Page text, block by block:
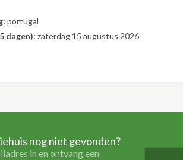
portugal
dagen): zaterdag 15 augustus 2026
nog niet gevonden?
in en ontvang een